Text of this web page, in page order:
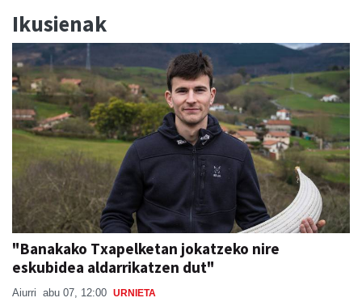
Ikusienak
"Banakako Txapelketan jokatzeko nire
eskubidea aldarrikatzen dut"
Aiurri abu 07, 12:00 URNIETA